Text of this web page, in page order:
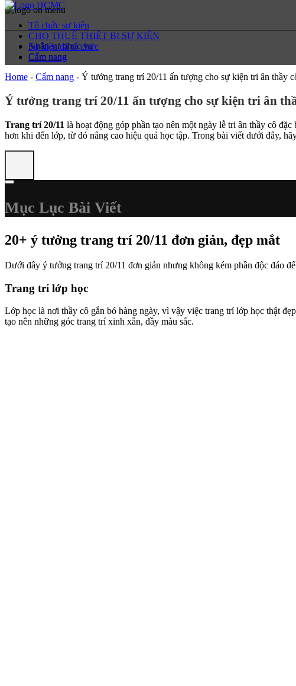
Nhân sự phục vụ
Cẩm nang
Tổ chức sự kiện
CHO THUÊ THIẾT BỊ SỰ KIỆN
Sự kiện đã tổ chức
Cẩm nang
Home - Cẩm nang - Ý tưởng trang trí 20/11 ấn tượng cho sự kiện tri ân thầy
Ý tưởng trang trí 20/11 ấn tượng cho sự kiện tri ân
Trang trí 20/11 là hoạt động góp phần tạo nên một ngày lễ tri ân thầy cô
hơn khi đến lớp, từ đó nâng cao hiệu quả học tập. Trong bài viết dưới đây,
Mục Lục Bài Viết
20+ ý tưởng trang trí 20/11 đơn giản, đẹp mắt
Dưới đây ý tưởng trang trí 20/11 đơn giản nhưng không kém phần độc đáo
Trang trí lớp học
Lớp học là nơi thầy cô gắn bó hàng ngày, vì vậy việc trang trí lớp học thật
tạo nên những góc trang trí xinh xắn, đầy màu sắc.